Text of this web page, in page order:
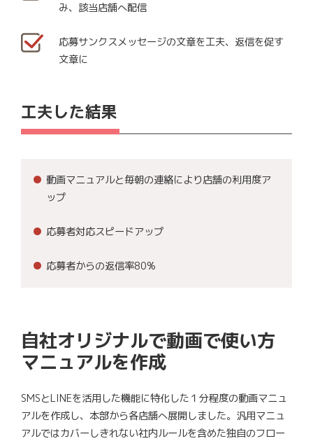
み、該当店舗へ配信
応募サンクスメッセージの文章を工夫、返信を促す
文章に
工夫した結果
動画マニュアルと毎朝の連絡により店舗の利用度ア
ップ
応募者対応スピードアップ
応募者からの返信率80%
自社オリジナルで動画で使い方
マニュアルを作成
SMSとLINEを活用した機能に特化した１分程度の動画マニュ
アルを作成し、本部から各店舗へ展開しました。汎用マニュ
アルではカバーしきれない社内ルールを含めた独自のフロー